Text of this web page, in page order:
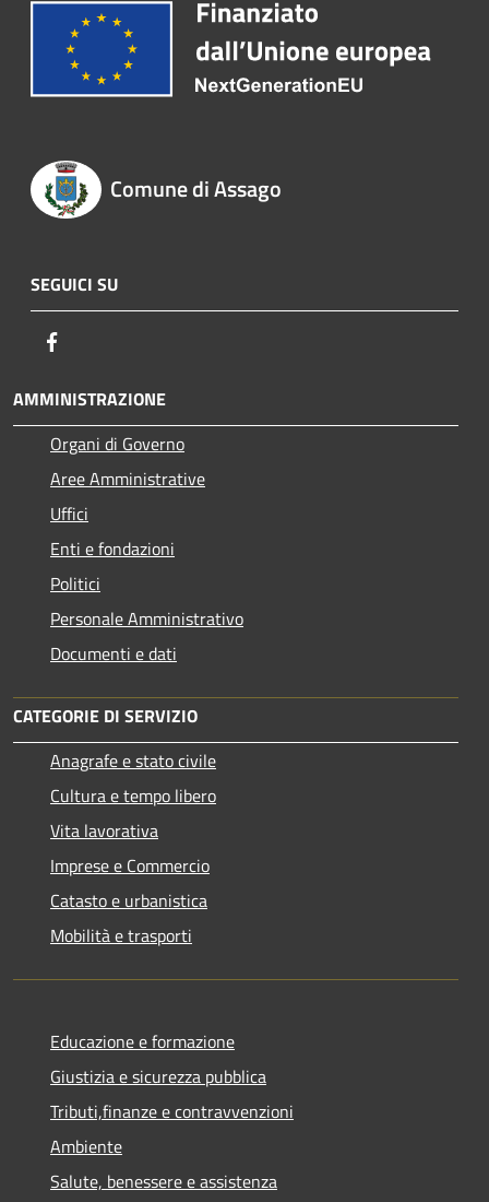
Comune di Assago
SEGUICI SU
AMMINISTRAZIONE
Organi di Governo
Aree Amministrative
Uffici
Enti e fondazioni
Politici
Personale Amministrativo
Documenti e dati
CATEGORIE DI SERVIZIO
Anagrafe e stato civile
Cultura e tempo libero
Vita lavorativa
Imprese e Commercio
Catasto e urbanistica
Mobilità e trasporti
Educazione e formazione
Giustizia e sicurezza pubblica
Tributi,finanze e contravvenzioni
Ambiente
Salute, benessere e assistenza